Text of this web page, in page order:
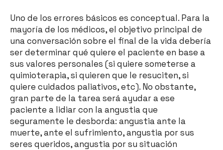
Uno de los errores básicos es conceptual. Para la
mayoría de los médicos, el objetivo principal de
una conversación sobre el final de la vida debería
ser determinar qué quiere el paciente en base a
sus valores personales (si quiere someterse a
quimioterapia, si quieren que le resuciten, si
quiere cuidados paliativos, etc). No obstante,
gran parte de la tarea será ayudar a ese
paciente a lidiar con la angustia que
seguramente le desborda: angustia ante la
muerte, ante el sufrimiento, angustia por sus
seres queridos, angustia por su situación